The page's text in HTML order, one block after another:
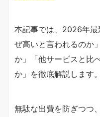
本記事では、2026年
ぜ高いと言われるのか
か」「他サービスと比
か」を徹底解説します。
無駄な出費を防ぎつつ